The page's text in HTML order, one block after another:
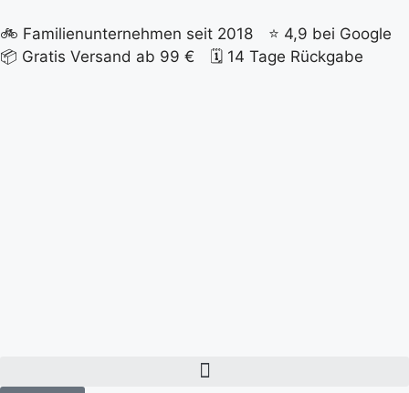
🚲 Familienunternehmen seit 2018 ⭐ 4,9 bei Google
📦 Gratis Versand ab 99 € 🗓️ 14 Tage Rückgabe